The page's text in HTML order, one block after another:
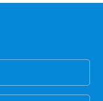
这样的保护膜没